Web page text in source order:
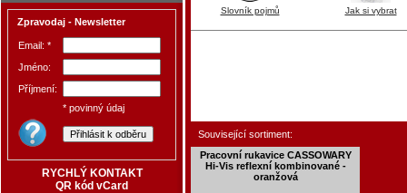
Zpravodaj - Newsletter
Email: *
Jméno:
Příjmení:
* povinný údaj
RYCHLÝ KONTAKT
QR kód vCard
Slovník pojmů Jak si vybrat
Související sortiment:
Pracovní rukavice CASSOWARY
Hi-Vis reflexní kombinované -
oranžová